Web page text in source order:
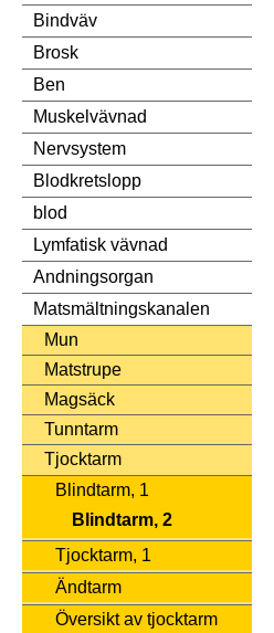
Bindväv
Brosk
Ben
Muskelvävnad
Nervsystem
Blodkretslopp
blod
Lymfatisk vävnad
Andningsorgan
Matsmältningskanalen
Mun
Matstrupe
Magsäck
Tunntarm
Tjocktarm
Blindtarm, 1
Blindtarm, 2
Tjocktarm, 1
Ändtarm
Översikt av tjocktarm